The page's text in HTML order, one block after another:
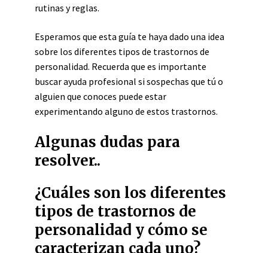
rutinas y reglas.
Esperamos que esta guía te haya dado una idea
sobre los diferentes tipos de trastornos de
personalidad. Recuerda que es importante
buscar ayuda profesional si sospechas que tú o
alguien que conoces puede estar
experimentando alguno de estos trastornos.
Algunas dudas para
resolver..
¿Cuáles son los diferentes
tipos de trastornos de
personalidad y cómo se
caracterizan cada uno?